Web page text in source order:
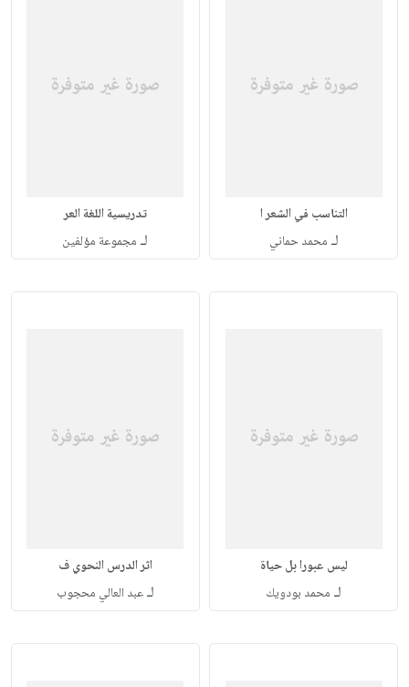
التناسب في الشعر ا
لـ محمد حماني
تدريسية اللغة العر
لـ مجموعة مؤلفين
ليس عبورا بل حياة
لـ محمد بودويك
اثر الدرس النحوي ف
لـعبد العالي محجوب